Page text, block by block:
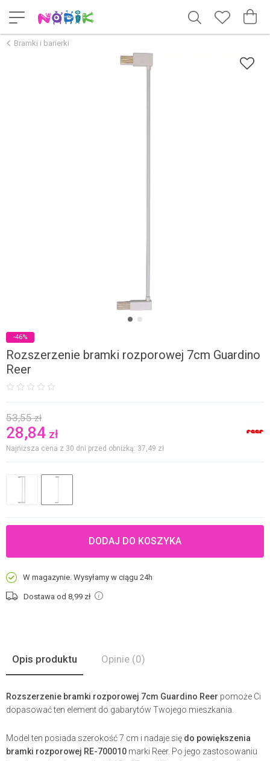
Bramki i barierki
Rozszerzenie bramki rozporowej 7cm Guardino
Reer
53,55zł
28,84 zł
Najniższa cena z 30 dni przed obniżką: 37,49 zł
DODAJ DO KOSZYKA
W magazynie. Wysyłamy w ciągu 24h
Dostawa od 8,99 zł
-46%
Opis produktu Opinie (0)
Rozszerzenie bramki rozporowej 7cm Guardino Reer pomoże Ci
dopasować ten element do gabarytów Twojego mieszkania.
Model ten posiada szerokość 7 cm i nadaje się do powiększenia
bramki rozporowej RE-700010 marki Reer. Po jego zastosowaniu